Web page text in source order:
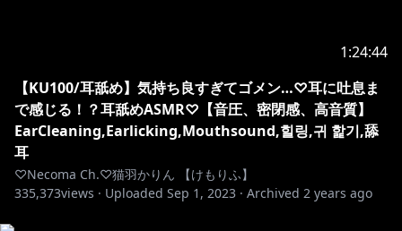
1:24:44
【KU100/耳舐め】気持ち良すぎてゴメン…♡耳に吐息ま
で感じる！？耳舐めASMR♡【音圧、密閉感、高音質】
EarCleaning,Earlicking,Mouthsound,힐링,귀 핥기,舔
耳
♡Necoma Ch.♡猫羽かりん 【けもりふ】
335,373views · Uploaded Sep 1, 2023 · Archived 2 years ago